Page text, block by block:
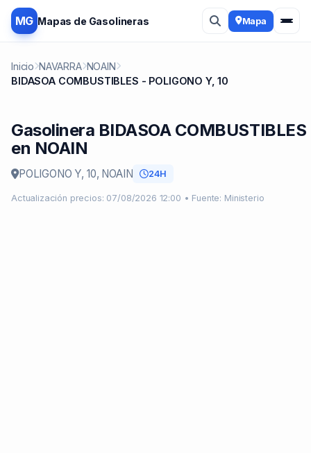
MG Mapas de Gasolineras Mapa
Inicio NAVARRA NOAIN
BIDASOA COMBUSTIBLES - POLIGONO Y, 10
Gasolinera BIDASOA COMBUSTIBLES
en NOAIN
POLIGONO Y, 10, NOAIN 24H
Actualización precios: 07/08/2026 12:00 • Fuente: Ministerio